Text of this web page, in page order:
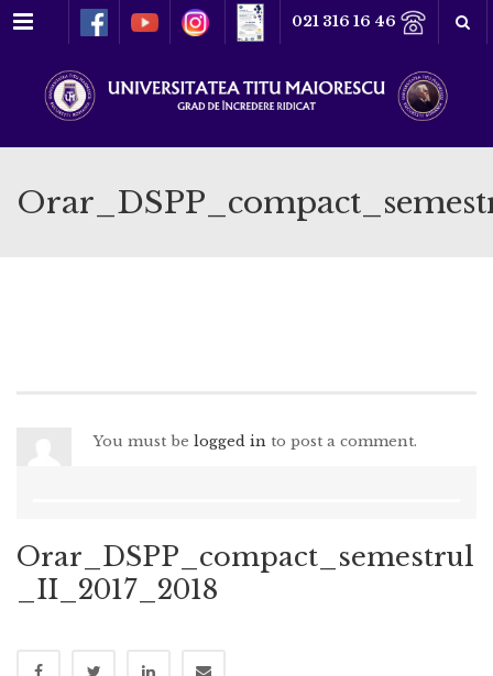
Meniu 021 316 16 46
You must be logged in to post a comment.
Orar_DSPP_compact_semestrul
_II_2017_2018